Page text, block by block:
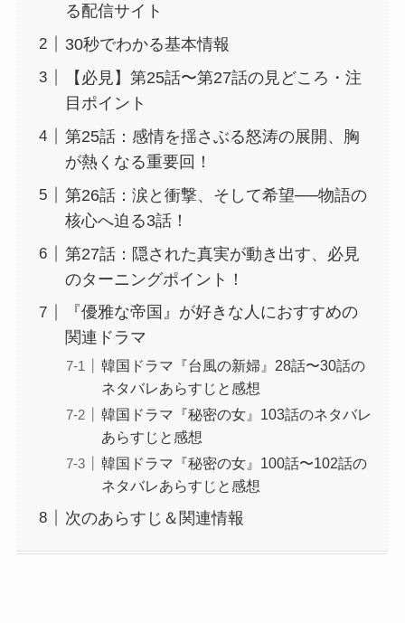
る配信サイト
30秒でわかる基本情報
【必見】第25話〜第27話の見どころ・注
目ポイント
第25話：感情を揺さぶる怒涛の展開、胸
が熱くなる重要回！
第26話：涙と衝撃、そして希望──物語の
核心へ迫る3話！
第27話：隠された真実が動き出す、必見
のターニングポイント！
『優雅な帝国』が好きな人におすすめの
関連ドラマ
韓国ドラマ『台風の新婦』28話〜30話の
ネタバレあらすじと感想
韓国ドラマ『秘密の女』103話のネタバレ
あらすじと感想
韓国ドラマ『秘密の女』100話〜102話の
ネタバレあらすじと感想
次のあらすじ＆関連情報